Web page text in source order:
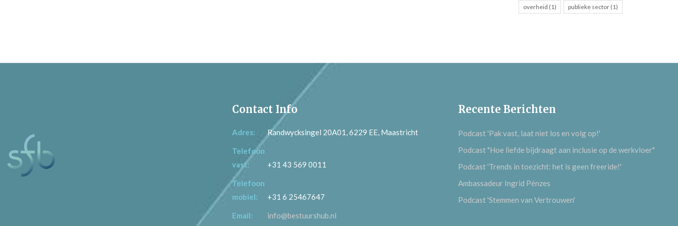
overheid (1) publieke sector (1)
Contact Info
Adres: Randwycksingel 20A01, 6229 EE, Maastricht
Telefoon
vast:
+31 43 569 0011
Telefoon
mobiel:
+31 6 25467647
Email: info@bestuurshub.nl
Recente Berichten
Podcast 'Pak vast, laat niet los en volg op!'
Podcast "Hoe liefde bijdraagt aan inclusie op de werkvloer"
Podcast 'Trends in toezicht: het is geen freeride!'
Ambassadeur Ingrid Pénzes
Podcast 'Stemmen van Vertrouwen'